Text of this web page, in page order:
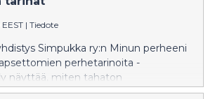
| Tiedote
Simpukka ry:n Minun perheeni
perhetarinoita -
näyttää, miten tahaton
omaa perhekäsitystä.